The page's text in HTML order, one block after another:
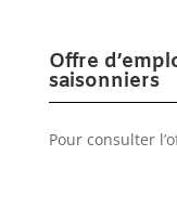
Offre
saisonniers
Pour consulter